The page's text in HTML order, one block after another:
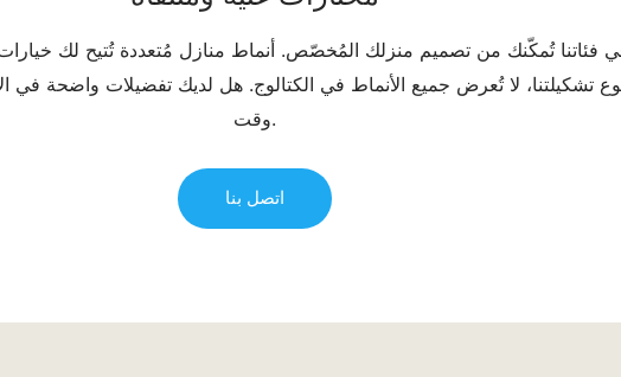
فئاتنا تُمكّنك من تصميم منزلك المُخصّص. أنماط منازل مُتعددة تُتيح لك
تشكيلتنا، لا تُعرض جميع الأنماط في الكتالوج. هل لديك تفضيلات واضحة في
وقت.
اتصل بنا